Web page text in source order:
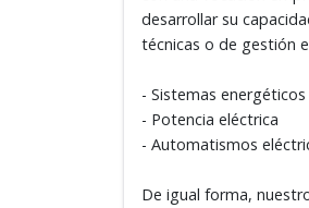
desarrollar su
técnicas o de gestión
- Sistemas
- Potencia eléctrica
- Automatismos
De igual forma,